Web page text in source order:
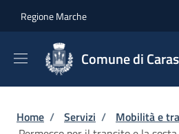
Regione Marche
Comune di
Briciole di pane
Home / Servizi / Mobilità e